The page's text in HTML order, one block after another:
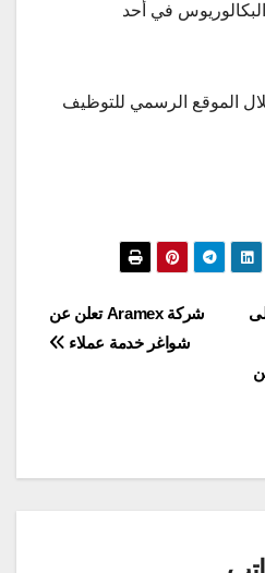
في أحد
الموقع الرسمي للتوظيف
شركة Aramex تعلن عن
شواغر خدمة عملاء